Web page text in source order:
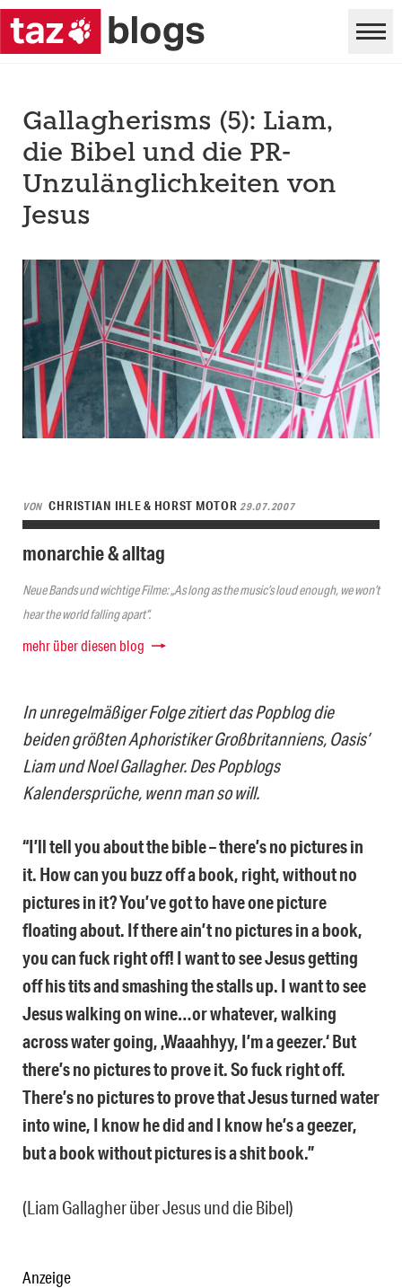
Gallagherisms (5): Liam,
die Bibel und die PR-
Unzulänglichkeiten von
Jesus
VON CHRISTIAN IHLE & HORST MOTOR29.07.2007
monarchie & alltag
Neue Bands und wichtige Filme: „As long as the music’s loud enough, we won’t
hear the world falling apart“.
mehr über diesen blog
In unregelmäßiger Folge zitiert das Popblog die
beiden größten Aphoristiker Großbritanniens, Oasis’
Liam und Noel Gallagher. Des Popblogs
Kalendersprüche, wenn man so will.
“I’ll tell you about the bible – there’s no pictures in
it. How can you buzz off a book, right, without no
pictures in it? You’ve got to have one picture
floating about. If there ain’t no pictures in a book,
you can fuck right off! I want to see Jesus getting
off his tits and smashing the stalls up. I want to see
Jesus walking on wine…or whatever, walking
across water going, ‚Waaahhyy, I’m a geezer.‘ But
there’s no pictures to prove it. So fuck right off.
There’s no pictures to prove that Jesus turned water
into wine, I know he did and I know he’s a geezer,
but a book without pictures is a shit book.”
(Liam Gallagher über Jesus und die Bibel)
Anzeige